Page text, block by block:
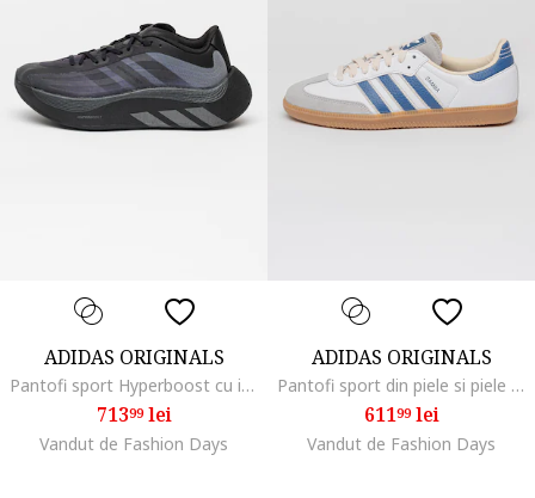
ADIDAS ORIGINALS
Pantofi sport Hyperboost cu imprimeu logo, Negru/Gri inchis
71399lei
Vandut de Fashion Days
ADIDAS ORIGINALS
Pantofi sport din piele si piele intoarsa Samba cu logo, Alb/Albastru inchis
61199lei
Vandut de Fashion Days